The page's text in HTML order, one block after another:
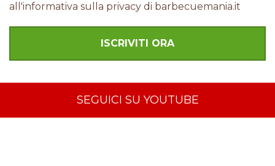
all'informativa sulla privacy di barbecuemania.it
SEGUICI SU YOUTUBE